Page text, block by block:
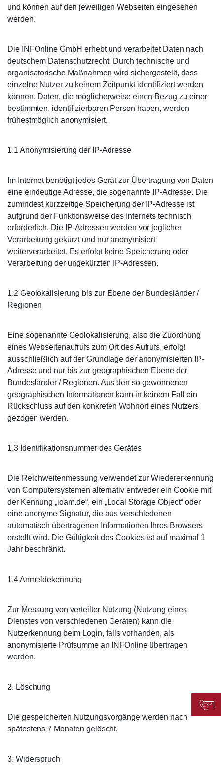
und können auf den jeweiligen Webseiten eingesehen
werden.
Die INFOnline GmbH erhebt und verarbeitet Daten nach
deutschem Datenschutzrecht. Durch technische und
organisatorische Maßnahmen wird sichergestellt, dass
einzelne Nutzer zu keinem Zeitpunkt identifiziert werden
können. Daten, die möglicherweise einen Bezug zu einer
bestimmten, identifizierbaren Person haben, werden
frühestmöglich anonymisiert.
1.1 Anonymisierung der IP-Adresse
Im Internet benötigt jedes Gerät zur Übertragung von Daten
eine eindeutige Adresse, die sogenannte IP-Adresse. Die
zumindest kurzzeitige Speicherung der IP-Adresse ist
aufgrund der Funktionsweise des Internets technisch
erforderlich. Die IP-Adressen werden vor jeglicher
Verarbeitung gekürzt und nur anonymisiert
weiterverarbeitet. Es erfolgt keine Speicherung oder
Verarbeitung der ungekürzten IP-Adressen.
1.2 Geolokalisierung bis zur Ebene der Bundesländer /
Regionen
Eine sogenannte Geolokalisierung, also die Zuordnung
eines Webseitenaufrufs zum Ort des Aufrufs, erfolgt
ausschließlich auf der Grundlage der anonymisierten IP-
Adresse und nur bis zur geographischen Ebene der
Bundesländer / Regionen. Aus den so gewonnenen
geographischen Informationen kann in keinem Fall ein
Rückschluss auf den konkreten Wohnort eines Nutzers
gezogen werden.
1.3 Identifikationsnummer des Gerätes
Die Reichweitenmessung verwendet zur Wiedererkennung
von Computersystemen alternativ entweder ein Cookie mit
der Kennung „ioam.de“, ein „Local Storage Object“ oder
eine anonyme Signatur, die aus verschiedenen
automatisch übertragenen Informationen Ihres Browsers
erstellt wird. Die Gültigkeit des Cookies ist auf maximal 1
Jahr beschränkt.
1.4 Anmeldekennung
Zur Messung von verteilter Nutzung (Nutzung eines
Dienstes von verschiedenen Geräten) kann die
Nutzerkennung beim Login, falls vorhanden, als
anonymisierte Prüfsumme an INFOnline übertragen
werden.
2. Löschung
Die gespeicherten Nutzungsvorgänge werden nach
spätestens 7 Monaten gelöscht.
3. Widerspruch